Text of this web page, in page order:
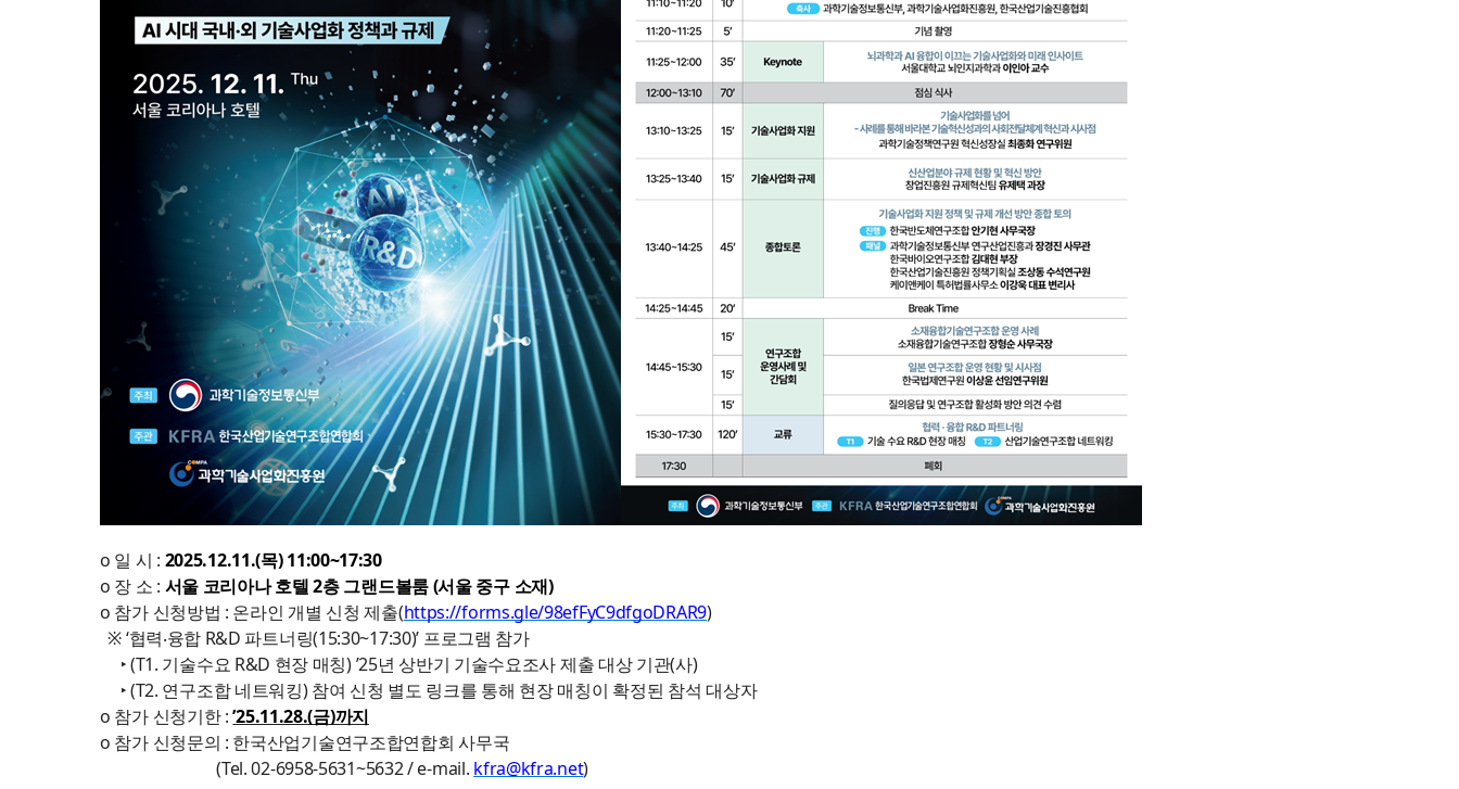
o 일 시 : 2025.12.11.(목) 11:00~17:30
o 장 소 : 서울 코리아나 호텔2층 그랜드볼룸(서울 중구 소재)
o 참가 신청방법 : 온라인 개별 신청 제출(https://forms.gle/98efFyC9dfgoDRAR9)
※ ‘협력‧융합 R&D 파트너링(15:30~17:30)’ 프로그램 참가
‣ (T1. 기술수요 R&D 현장 매칭) ’25년 상반기 기술수요조사 제출 대상 기관(사)
‣ (T2. 연구조합 네트워킹) 참여 신청 별도 링크를 통해 현장 매칭이 확정된 참석 대상자
o 참가 신청기한 : ’25.11.28.(금)까지
o 참가 신청문의 : 한국산업기술연구조합연합회 사무국
(Tel. 02-6958-5631~5632 / e-mail. kfra@kfra.net)